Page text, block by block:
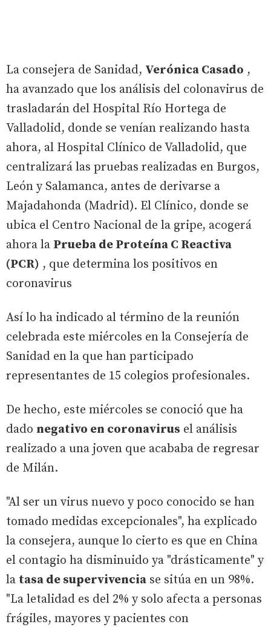
La consejera de Sanidad, Verónica Casado ,
ha avanzado que los análisis del colonavirus de
trasladarán del Hospital Río Hortega de
Valladolid, donde se venían realizando hasta
ahora, al Hospital Clínico de Valladolid, que
centralizará las pruebas realizadas en Burgos,
León y Salamanca, antes de derivarse a
Majadahonda (Madrid). El Clínico, donde se
ubica el Centro Nacional de la gripe, acogerá
ahora la Prueba de Proteína C Reactiva
(PCR) , que determina los positivos en
coronavirus
Así lo ha indicado al término de la reunión
celebrada este miércoles en la Consejería de
Sanidad en la que han participado
representantes de 15 colegios profesionales.
De hecho, este miércoles se conoció que ha
dado negativo en coronavirus el análisis
realizado a una joven que acababa de regresar
de Milán.
"Al ser un virus nuevo y poco conocido se han
tomado medidas excepcionales", ha explicado
la consejera, aunque lo cierto es que en China
el contagio ha disminuido ya "drásticamente" y
la tasa de supervivencia se sitúa en un 98%.
"La letalidad es del 2% y solo afecta a personas
frágiles, mayores y pacientes con